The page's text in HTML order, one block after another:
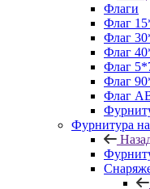
Флаги
Флаг
Флаг
Флаг
Флаг
Флаг
Флаг
Фурнитура